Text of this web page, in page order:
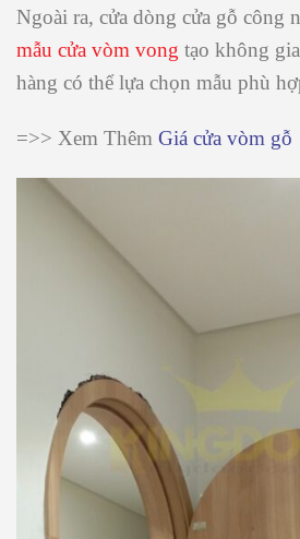
Ngoài ra, cửa dòng cửa gỗ công
mẫu cửa vòm vong tạo không
hàng có thể lựa chọn mẫu phù
=>> Xem Thêm Giá cửa vòm gỗ